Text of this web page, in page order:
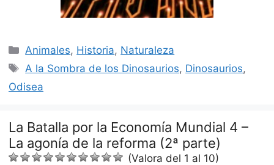
Categorías
Animales, Historia, Naturaleza
Etiquetas
A la Sombra de los Dinosaurios, Dinosaurios,
Odisea
La Batalla por la Economía Mundial 4 –
La agonía de la reforma (2ª parte)
(Valora del 1 al 10)